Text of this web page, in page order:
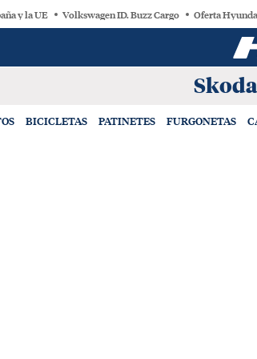
y la UE Volkswagen ID. Buzz Cargo Oferta
BICICLETAS PATINETES FURGONETAS